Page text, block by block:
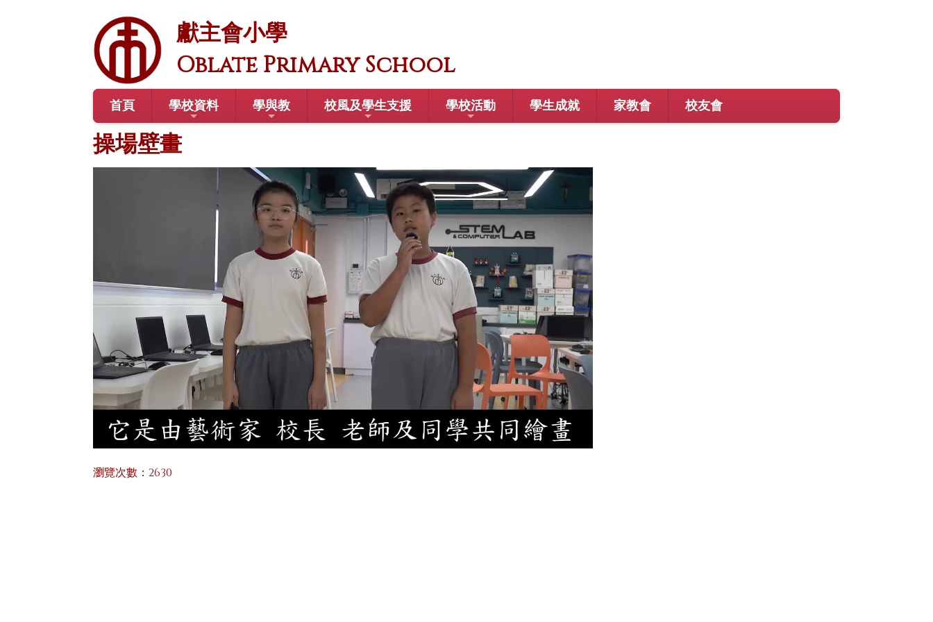
獻主會小學
Oblate Primary School
首頁 學校資料 學與教 校風及學生支援 學校活動 學生成就 家教會 校友會
操場壁畫
瀏覽次數：2630